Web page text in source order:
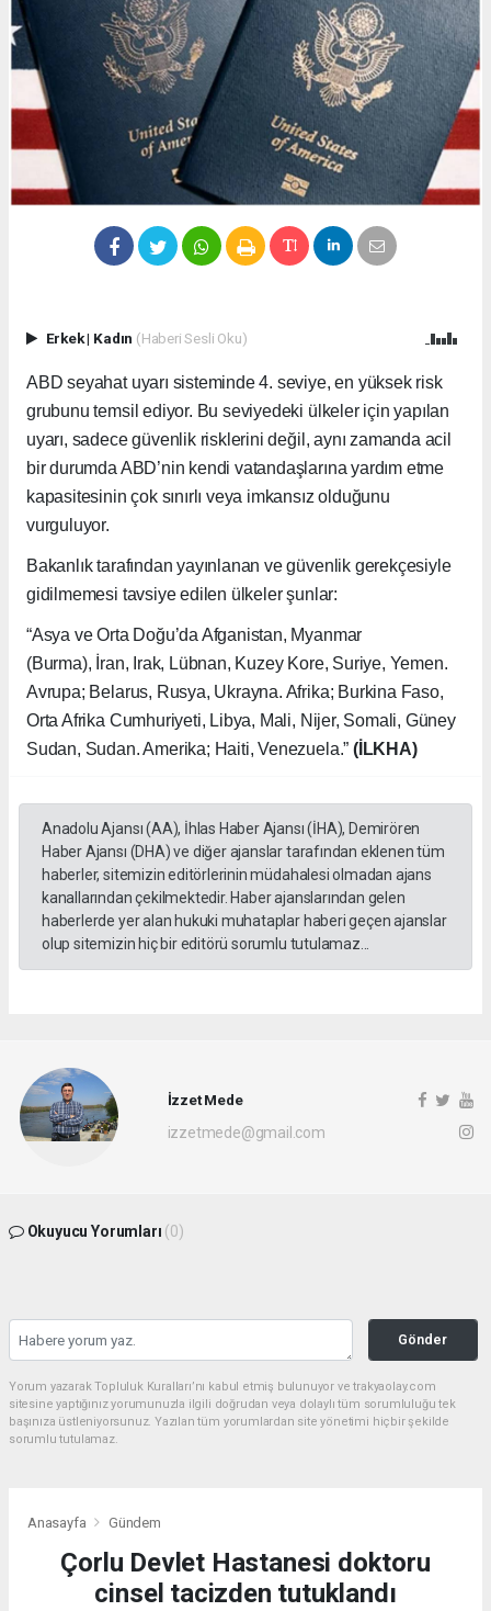
Erkek| Kadın (Haberi Sesli Oku)
ABD seyahat uyarı sisteminde 4. seviye, en yüksek risk
grubunu temsil ediyor. Bu seviyedeki ülkeler için yapılan
uyarı, sadece güvenlik risklerini değil, aynı zamanda acil
bir durumda ABD’nin kendi vatandaşlarına yardım etme
kapasitesinin çok sınırlı veya imkansız olduğunu
vurguluyor.
Bakanlık tarafından yayınlanan ve güvenlik gerekçesiyle
gidilmemesi tavsiye edilen ülkeler şunlar:
“Asya ve Orta Doğu’da Afganistan, Myanmar
(Burma), İran, Irak, Lübnan, Kuzey Kore, Suriye, Yemen.
Avrupa; Belarus, Rusya, Ukrayna. Afrika; Burkina Faso,
Orta Afrika Cumhuriyeti, Libya, Mali, Nijer, Somali, Güney
Sudan, Sudan. Amerika; Haiti, Venezuela.” (İLKHA)
Anadolu Ajansı (AA), İhlas Haber Ajansı (İHA), Demirören
Haber Ajansı (DHA) ve diğer ajanslar tarafından eklenen tüm
haberler, sitemizin editörlerinin müdahalesi olmadan ajans
kanallarından çekilmektedir. Haber ajanslarından gelen
haberlerde yer alan hukuki muhataplar haberi geçen ajanslar
olup sitemizin hiç bir editörü sorumlu tutulamaz...
İzzet Mede
izzetmede@gmail.com
Okuyucu Yorumları (0)
Gönder
Yorum yazarak Topluluk Kuralları’nı kabul etmiş bulunuyor ve trakyaolay.com
sitesine yaptığınız yorumunuzla ilgili doğrudan veya dolaylı tüm sorumluluğu tek
başınıza üstleniyorsunuz. Yazılan tüm yorumlardan site yönetimi hiçbir şekilde
sorumlu tutulamaz.
Anasayfa Gündem
Çorlu Devlet Hastanesi doktoru
cinsel tacizden tutuklandı